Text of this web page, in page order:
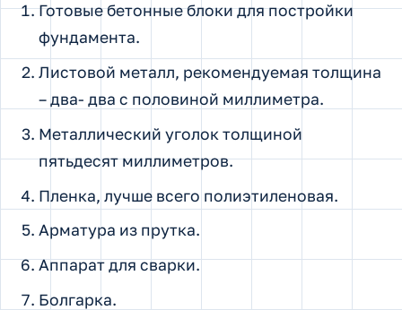
Готовые бетонные блоки для постройки
фундамента.
Листовой металл, рекомендуемая толщина
– два- два с половиной миллиметра.
Металлический уголок толщиной
пятьдесят миллиметров.
Пленка, лучше всего полиэтиленовая.
Арматура из прутка.
Аппарат для сварки.
Болгарка.